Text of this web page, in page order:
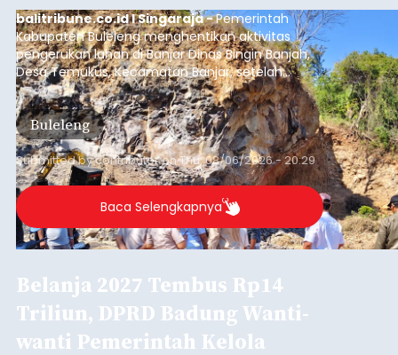
Submitted bycontributoronThu, 08/06/2026 - 20:27
Baca Selengkapnya
Iklan